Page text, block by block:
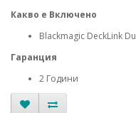
Какво е Включено
Blackmagic DeckLink
Гаранция
2 Години